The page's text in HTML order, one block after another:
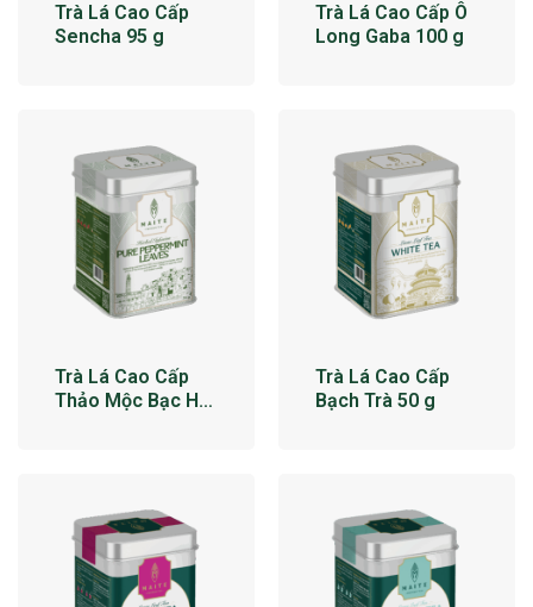
Trà Lá Cao Cấp
Sencha 95 g
Trà Lá Cao Cấp Ô
Long Gaba 100 g
Trà Lá Cao Cấp
Thảo Mộc Bạc Hà
Trà Lá Cao Cấp
Bạch Trà 50 g